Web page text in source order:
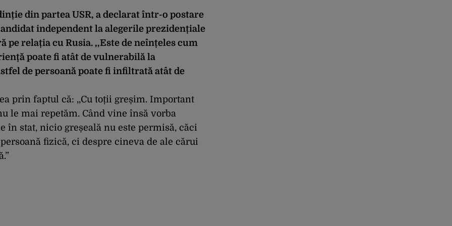
din partea USR, a declarat într-o postare
independent la alegerile prezidențiale
pe relația cu Rusia. ,,Este de neînțeles cum
poate fi atât de vulnerabilă la
de persoană poate fi infiltrată atât de
prin faptul că: ,,Cu toții greșim. Important
le mai repetăm. Când vine însă vorba
în stat, nicio greșeală nu este permisă, căci
fizică, ci despre cineva de ale cărui